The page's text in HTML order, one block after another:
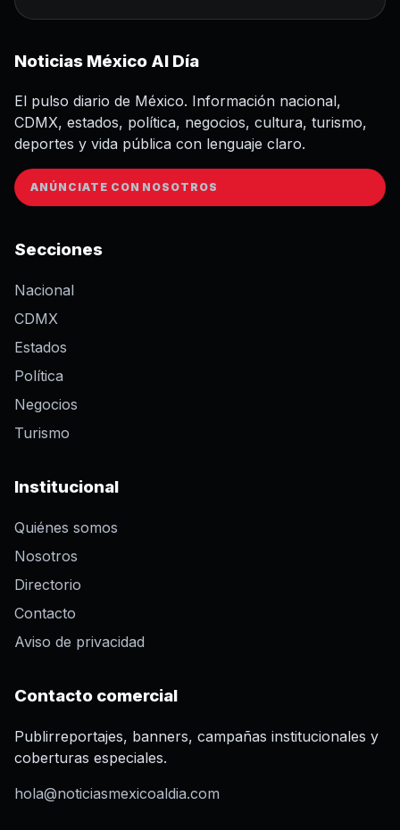
Noticias México Al Día
El pulso diario de México. Información nacional,
CDMX, estados, política, negocios, cultura, turismo,
deportes y vida pública con lenguaje claro.
ANÚNCIATE CON NOSOTROS
Secciones
Nacional
CDMX
Estados
Política
Negocios
Turismo
Institucional
Quiénes somos
Nosotros
Directorio
Contacto
Aviso de privacidad
Contacto comercial
Publirreportajes, banners, campañas institucionales y
coberturas especiales.
hola@noticiasmexicoaldia.com